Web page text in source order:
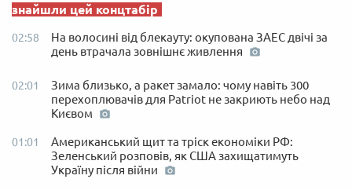
знайшли цей концтабір
02:58
На волосині від блекауту: окупована ЗАЕС двічі за
день втрачала зовнішнє живлення
02:01
Зима близько, а ракет замало: чому навіть 300
перехоплювачів для Patriot не закриють небо над
Києвом
01:01
Американський щит та тріск економіки РФ:
Зеленський розповів, як США захищатимуть
Україну після війни